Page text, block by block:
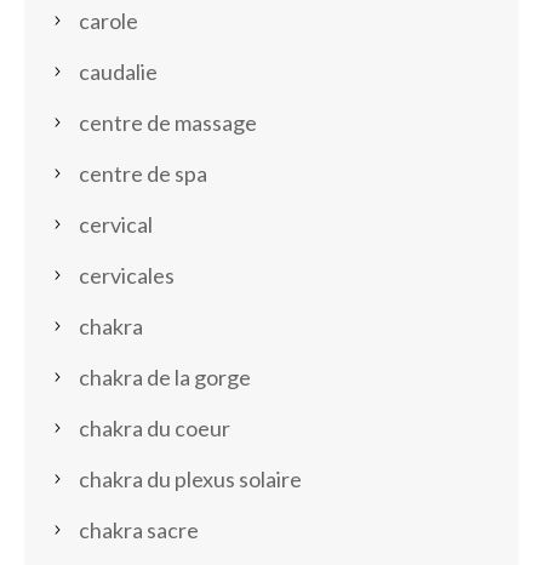
carole
caudalie
centre de massage
centre de spa
cervical
cervicales
chakra
chakra de la gorge
chakra du coeur
chakra du plexus solaire
chakra sacre